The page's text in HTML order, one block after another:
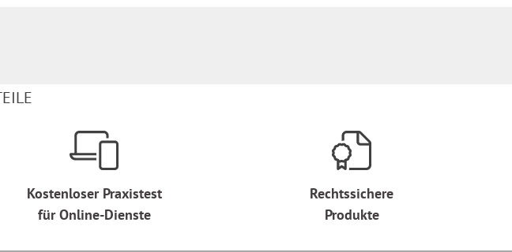
Kostenloser Praxistest
für Online-Dienste
Rechtssichere
Produkte